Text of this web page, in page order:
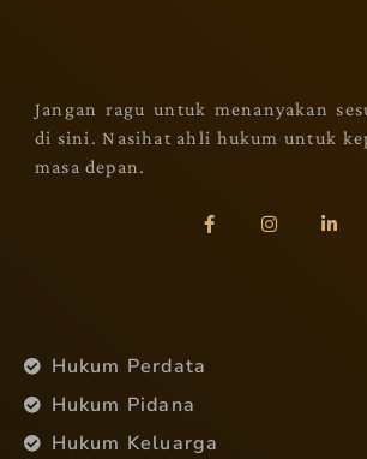
Jangan ragu untuk menanyakan
di sini. Nasihat ahli hukum untuk
masa depan.
Hukum Perdata
Hukum Pidana
Hukum Keluarga